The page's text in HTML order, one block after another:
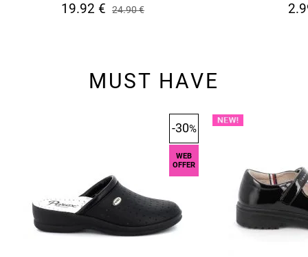
19.92 € 24.90€
MUST HAVE
-30%
WEB
OFFER